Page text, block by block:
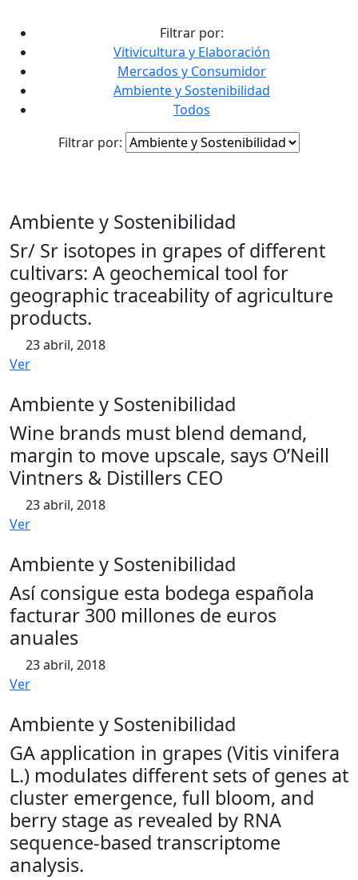
Filtrar por:
Vitivicultura y Elaboración
Mercados y Consumidor
Ambiente y Sostenibilidad
Todos
Filtrar por:
Ambiente y Sostenibilidad
Sr/ Sr isotopes in grapes of different
cultivars: A geochemical tool for
geographic traceability of agriculture
products.
23 abril, 2018
Ver
Ambiente y Sostenibilidad
Wine brands must blend demand,
margin to move upscale, says O’Neill
Vintners & Distillers CEO
23 abril, 2018
Ver
Ambiente y Sostenibilidad
Así consigue esta bodega española
facturar 300 millones de euros
anuales
23 abril, 2018
Ver
Ambiente y Sostenibilidad
GA application in grapes (Vitis vinifera
L.) modulates different sets of genes at
cluster emergence, full bloom, and
berry stage as revealed by RNA
sequence-based transcriptome
analysis.